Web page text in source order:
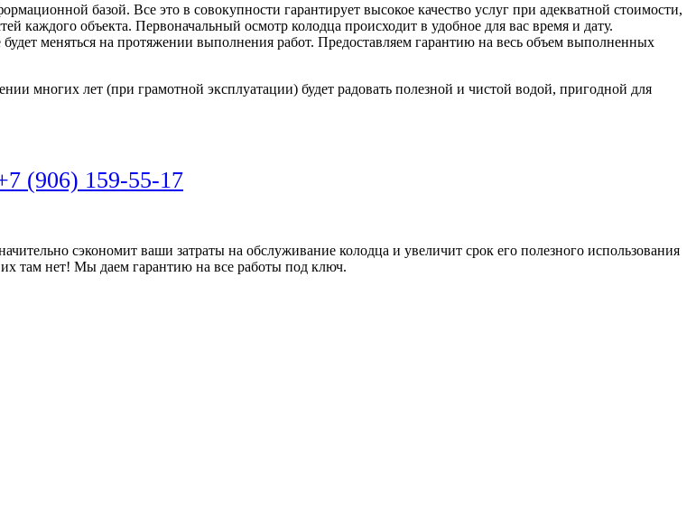
базой. Все это в совокупности гарантирует высокое качество услуг при адекватной стоимости,
каждого объекта. Первоначальный осмотр колодца происходит в удобное для вас время и дату.
меняться на протяжении выполнения работ. Предоставляем гарантию на весь объем выполненных
многих лет (при грамотной эксплуатации) будет радовать полезной и чистой водой, пригодной для
(906) 159-55-17
сэкономит ваши затраты на обслуживание колодца и увеличит срок его полезного использования
там нет! Мы даем гарантию на все работы под ключ.